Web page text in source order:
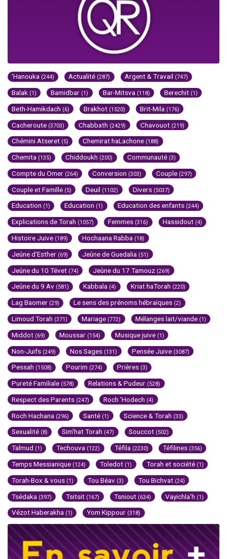
'Hanouka (244) Actualité (287) Argent & Travail (747)
Balak (1) Bamidbar (1) Bar-Mitsva (118) Berechit (1)
Beth-Hamikdach (6) Brakhot (1520) Brit-Mila (176)
Cacheroute (3703) Chabbath (2429) Chavouot (219)
Chémini Atseret (5) Chemirat haLachone (188)
Chemita (135) Chiddoukh (200) Communauté (3)
Compte du Omer (264) Conversion (303) Couple (297)
Couple et Famille (5) Deuil (1102) Divers (5037)
Education (1) Education (1) Education des enfants (244)
Explications de Torah (1057) Femmes (316) Hassidout (4)
Histoire Juive (189) Hochaana Rabba (18)
Jeûne d'Esther (69) Jeûne de Guedalia (51)
Jeûne du 10 Tévet (74) Jeûne du 17 Tamouz (269)
Jeûne du 9 Av (581) Kabbala (4) Kriat haTorah (220)
Lag Baomer (29) Le sens des prénoms hébraïques (2)
Limoud Torah (371) Mariage (772) Mélanges lait/viande (1)
Middot (69) Moussar (154) Musique juive (1)
Non-Juifs (249) Nos Sages (131) Pensée Juive (3087)
Pessah (1508) Pourim (274) Prières (3)
Pureté Familiale (578) Relations & Pudeur (528)
Respect des Parents (247) Roch 'Hodech (4)
Roch Hachana (296) Santé (1) Science & Torah (33)
Sexualité (8) Sim'hat Torah (47) Souccot (502)
Talmud (1) Techouva (122) Téfila (2230) Téfilines (356)
Temps Messianique (124) Toledot (1) Torah et société (1)
Torah-Box & vous (1) Tou Béav (3) Tou Bichvat (24)
Tsédaka (397) Tsitsit (167) Tsniout (634) Vayichla'h (1)
Vézot Haberakha (1) Yom Kippour (318)